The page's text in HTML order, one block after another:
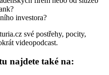
investora?
své postřehy, pocity,
videopodcast.
najdete také na: